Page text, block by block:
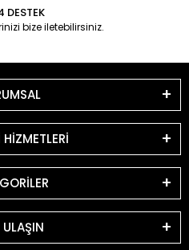
DESTEK
bize iletebilirsiniz.
ULAŞIN